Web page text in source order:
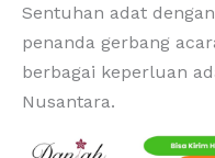
Sentuhan adat dengan
penanda gerbang
berbagai keperluan
Nusantara.